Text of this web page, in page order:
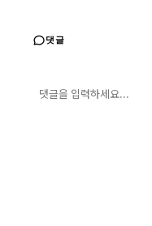
댓글